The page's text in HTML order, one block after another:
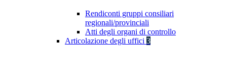
Rendiconti gruppi consiliari
regionali/provinciali
Atti degli organi di controllo
Articolazione degli uffici 3